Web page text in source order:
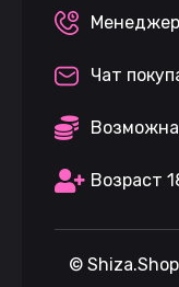
Чат
Возраст
© Shiza.Shop